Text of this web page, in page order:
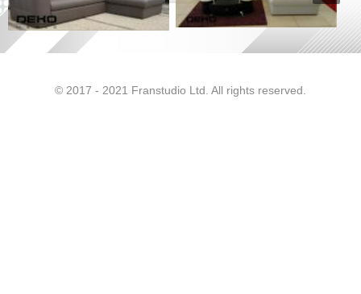
© 2017 - 2021 Franstudio Ltd. All rights reserved.